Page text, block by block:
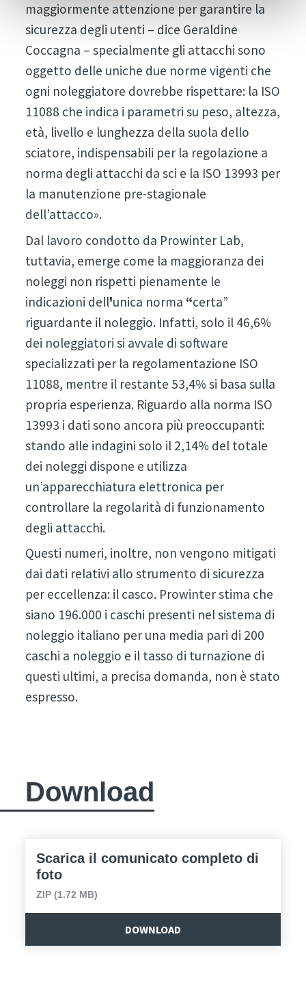
maggiormente attenzione per garantire la
sicurezza degli utenti – dice Geraldine
Coccagna – specialmente gli attacchi sono
oggetto delle uniche due norme vigenti che
ogni noleggiatore dovrebbe rispettare: la ISO
11088 che indica i parametri su peso, altezza,
età, livello e lunghezza della suola dello
sciatore, indispensabili per la regolazione a
norma degli attacchi da sci e la ISO 13993 per
la manutenzione pre-stagionale
dell’attacco».
Dal lavoro condotto da Prowinter Lab,
tuttavia, emerge come la maggioranza dei
noleggi non rispetti pienamente le
indicazioni dell'unica norma “certa”
riguardante il noleggio. Infatti, solo il 46,6%
dei noleggiatori si avvale di software
specializzati per la regolamentazione ISO
11088, mentre il restante 53,4% si basa sulla
propria esperienza. Riguardo alla norma ISO
13993 i dati sono ancora più preoccupanti:
stando alle indagini solo il 2,14% del totale
dei noleggi dispone e utilizza
un’apparecchiatura elettronica per
controllare la regolarità di funzionamento
degli attacchi.
Questi numeri, inoltre, non vengono mitigati
dai dati relativi allo strumento di sicurezza
per eccellenza: il casco. Prowinter stima che
siano 196.000 i caschi presenti nel sistema di
noleggio italiano per una media pari di 200
caschi a noleggio e il tasso di turnazione di
questi ultimi, a precisa domanda, non è stato
espresso.
Download
Scarica il comunicato completo di
foto
ZIP (1.72 MB)
DOWNLOAD